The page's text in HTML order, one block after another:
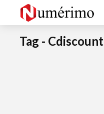
Tag - Cdiscount